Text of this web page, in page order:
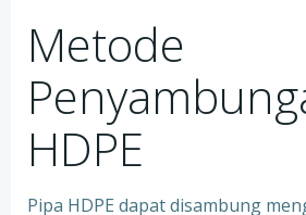
Metode
HDPE
Pipa HDPE dapat disambung